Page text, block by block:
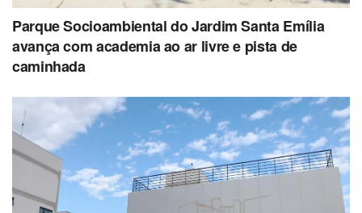
Parque Socioambiental do Jardim Santa Emília
avança com academia ao ar livre e pista de
caminhada